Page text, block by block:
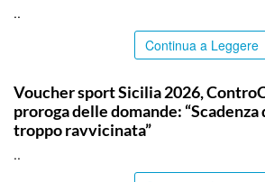
..
Continua a Leggere
Voucher sport Sicilia 2026,
proroga delle domande: “Scadenza
troppo ravvicinata”
..